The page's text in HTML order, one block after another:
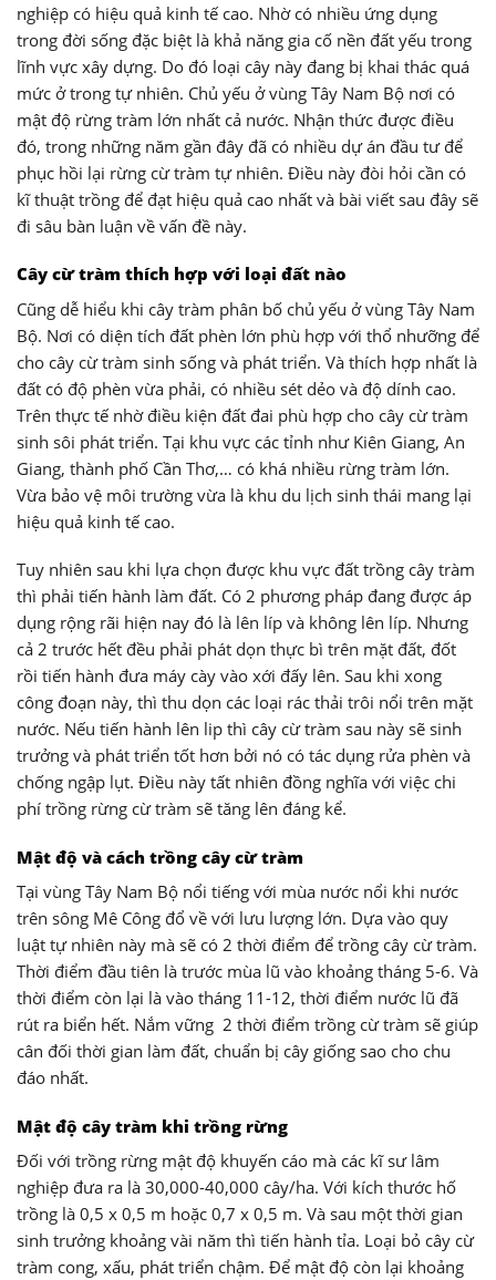
nghiệp có hiệu quả kinh tế cao. Nhờ có nhiều ứng dụng
trong đời sống đặc biệt là khả năng gia cố nền đất yếu trong
lĩnh vực xây dựng. Do đó loại cây này đang bị khai thác quá
mức ở trong tự nhiên. Chủ yếu ở vùng Tây Nam Bộ nơi có
mật độ rừng tràm lớn nhất cả nước. Nhận thức được điều
đó, trong những năm gần đây đã có nhiều dự án đầu tư để
phục hồi lại rừng cừ tràm tự nhiên. Điều này đòi hỏi cần có
kĩ thuật trồng để đạt hiệu quả cao nhất và bài viết sau đây sẽ
đi sâu bàn luận về vấn đề này.
Cây cừ tràm thích hợp với loại đất nào
Cũng dễ hiểu khi cây tràm phân bố chủ yếu ở vùng Tây Nam
Bộ. Nơi có diện tích đất phèn lớn phù hợp với thổ nhưỡng để
cho cây cừ tràm sinh sống và phát triển. Và thích hợp nhất là
đất có độ phèn vừa phải, có nhiều sét dẻo và độ dính cao.
Trên thực tế nhờ điều kiện đất đai phù hợp cho cây cừ tràm
sinh sôi phát triển. Tại khu vực các tỉnh như Kiên Giang, An
Giang, thành phố Cần Thơ,… có khá nhiều rừng tràm lớn.
Vừa bảo vệ môi trường vừa là khu du lịch sinh thái mang lại
hiệu quả kinh tế cao.
Tuy nhiên sau khi lựa chọn được khu vực đất trồng cây tràm
thì phải tiến hành làm đất. Có 2 phương pháp đang được áp
dụng rộng rãi hiện nay đó là lên líp và không lên líp. Nhưng
cả 2 trước hết đều phải phát dọn thực bì trên mặt đất, đốt
rồi tiến hành đưa máy cày vào xới đấy lên. Sau khi xong
công đoạn này, thì thu dọn các loại rác thải trôi nổi trên mặt
nước. Nếu tiến hành lên lip thì cây cừ tràm sau này sẽ sinh
trưởng và phát triển tốt hơn bởi nó có tác dụng rửa phèn và
chống ngập lụt. Điều này tất nhiên đồng nghĩa với việc chi
phí trồng rừng cừ tràm sẽ tăng lên đáng kể.
Mật độ và cách trồng cây cừ tràm
Tại vùng Tây Nam Bộ nổi tiếng với mùa nước nổi khi nước
trên sông Mê Công đổ về với lưu lượng lớn. Dựa vào quy
luật tự nhiên này mà sẽ có 2 thời điểm để trồng cây cừ tràm.
Thời điểm đầu tiên là trước mùa lũ vào khoảng tháng 5-6. Và
thời điểm còn lại là vào tháng 11-12, thời điểm nước lũ đã
rút ra biển hết. Nắm vững 2 thời điểm trồng cừ tràm sẽ giúp
cân đối thời gian làm đất, chuẩn bị cây giống sao cho chu
đáo nhất.
Mật độ cây tràm khi trồng rừng
Đối với trồng rừng mật độ khuyến cáo mà các kĩ sư lâm
nghiệp đưa ra là 30,000-40,000 cây/ha. Với kích thước hố
trồng là 0,5 x 0,5 m hoặc 0,7 x 0,5 m. Và sau một thời gian
sinh trưởng khoảng vài năm thì tiến hành tỉa. Loại bỏ cây cừ
tràm cong, xấu, phát triển chậm. Để mật độ còn lại khoảng